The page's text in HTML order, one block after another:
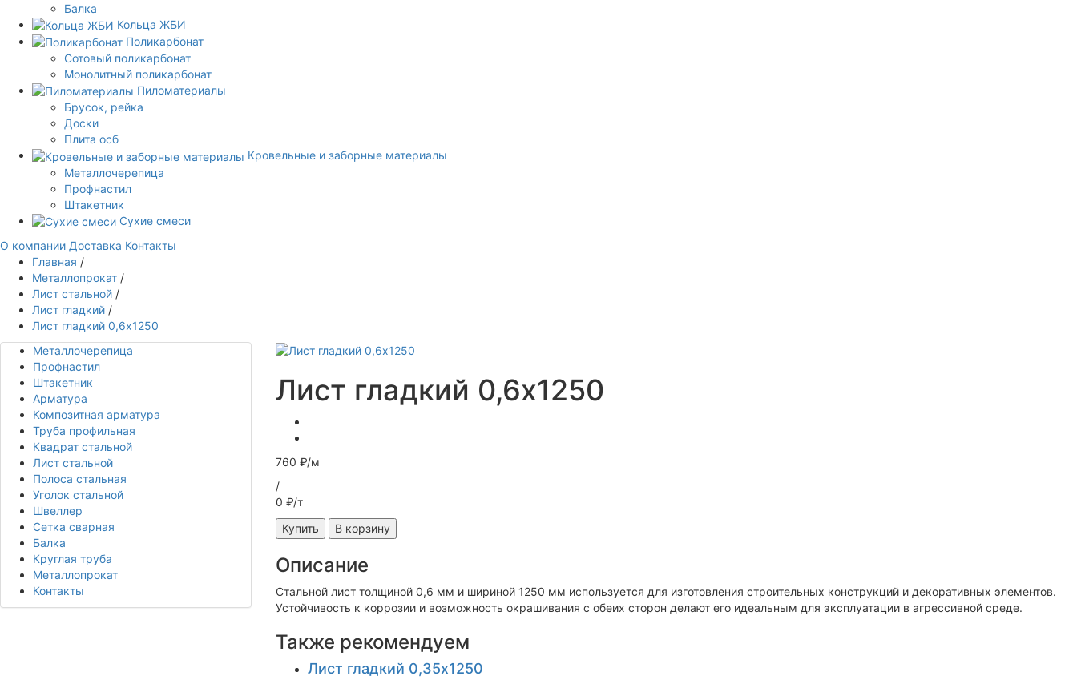
Балка
Кольца ЖБИ
Поликарбонат
Сотовый поликарбонат
Монолитный поликарбонат
Пиломатериалы
Брусок, рейка
Доски
Плита осб
Кровельные и заборные материалы
Металлочерепица
Профнастил
Штакетник
Сухие смеси
О компании Доставка Контакты
Главная /
Металлопрокат /
Лист стальной /
Лист гладкий /
Лист гладкий 0,6х1250
Металлочерепица
Профнастил
Штакетник
Арматура
Композитная арматура
Труба профильная
Квадрат стальной
Лист стальной
Полоса стальная
Уголок стальной
Швеллер
Сетка сварная
Балка
Круглая труба
Металлопрокат
Контакты
Лист гладкий 0,6х1250
760 ₽/м
/
0 ₽/т
Купить
В корзину
Описание
Стальной лист толщиной 0,6 мм и шириной 1250 мм используется для изготовления строительных конструкций и декоративных элементов.
Устойчивость к коррозии и возможность окрашивания с обеих сторон делают его идеальным для эксплуатации в агрессивной среде.
Также рекомендуем
Лист гладкий 0,35х1250